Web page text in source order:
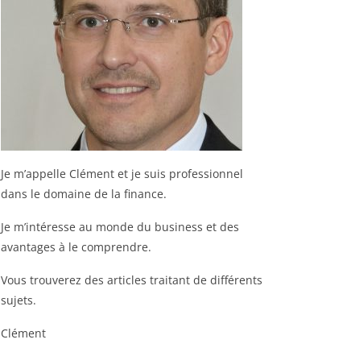
Je m’appelle Clément et je suis professionnel
dans le domaine de la finance.
Je m’intéresse au monde du business et des
avantages à le comprendre.
Vous trouverez des articles traitant de différents
sujets.
Clément